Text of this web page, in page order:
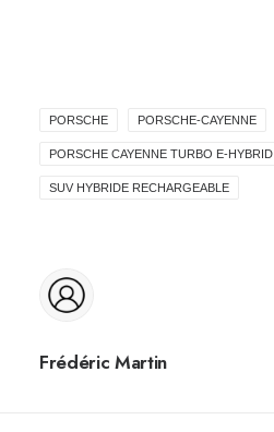
PORSCHE PORSCHE-CAYENNE
PORSCHE CAYENNE TURBO E-HYBRID
SUV HYBRIDE RECHARGEABLE
Frédéric Martin